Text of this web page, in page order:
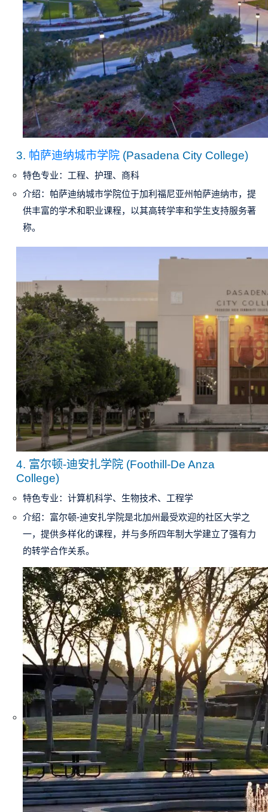
3. 帕萨迪纳城市学院 (Pasadena City College)
特色专业：工程、护理、商科
介绍：帕萨迪纳城市学院位于加利福尼亚州帕萨迪纳市，提
供丰富的学术和职业课程，以其高转学率和学生支持服务著
称。
4. 富尔顿-迪安扎学院 (Foothill-De Anza
College)
特色专业：计算机科学、生物技术、工程学
介绍：富尔顿-迪安扎学院是北加州最受欢迎的社区大学之
一，提供多样化的课程，并与多所四年制大学建立了强有力
的转学合作关系。